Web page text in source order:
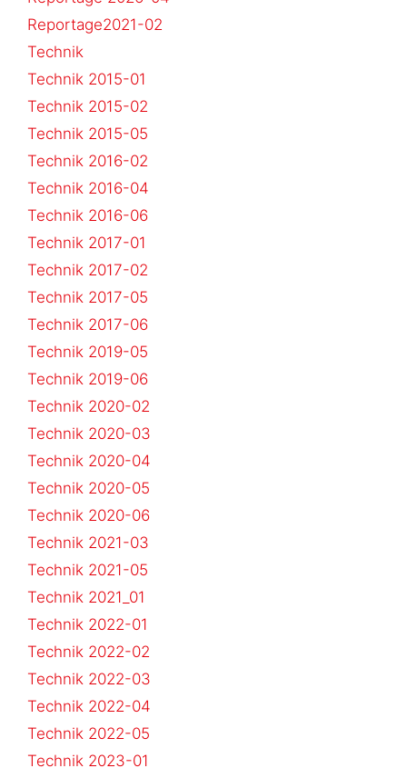
Reportage2021-02
Technik
Technik 2015-01
Technik 2015-02
Technik 2015-05
Technik 2016-02
Technik 2016-04
Technik 2016-06
Technik 2017-01
Technik 2017-02
Technik 2017-05
Technik 2017-06
Technik 2019-05
Technik 2019-06
Technik 2020-02
Technik 2020-03
Technik 2020-04
Technik 2020-05
Technik 2020-06
Technik 2021-03
Technik 2021-05
Technik 2021_01
Technik 2022-01
Technik 2022-02
Technik 2022-03
Technik 2022-04
Technik 2022-05
Technik 2023-01